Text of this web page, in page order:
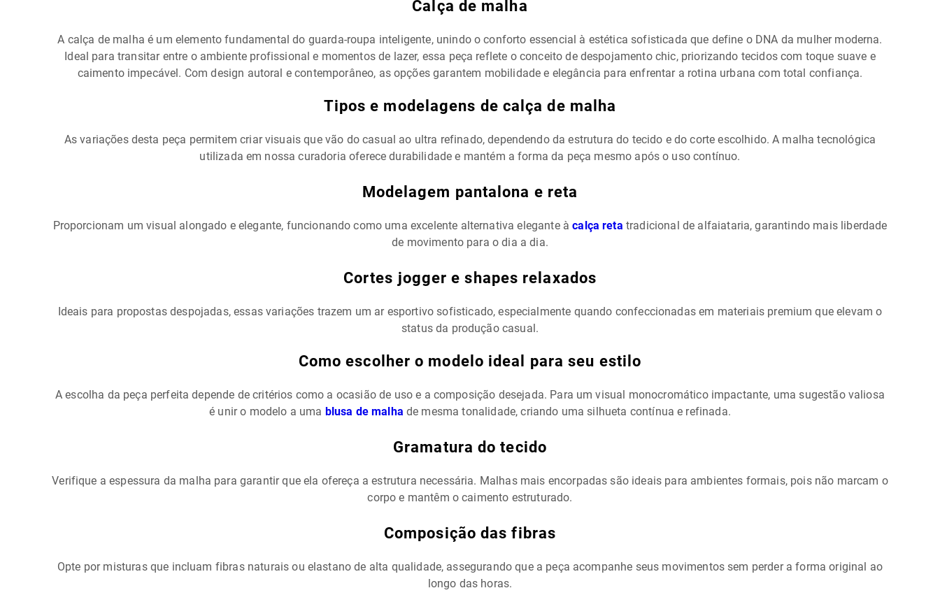
Calça de malha
A calça de malha é um elemento fundamental do guarda-roupa inteligente, unindo o conforto essencial à estética sofisticada que define o DNA da mulher moderna.
Ideal para transitar entre o ambiente profissional e momentos de lazer, essa peça reflete o conceito de despojamento chic, priorizando tecidos com toque suave e
caimento impecável. Com design autoral e contemporâneo, as opções garantem mobilidade e elegância para enfrentar a rotina urbana com total confiança.
Tipos e modelagens de calça de malha
As variações desta peça permitem criar visuais que vão do casual ao ultra refinado, dependendo da estrutura do tecido e do corte escolhido. A malha tecnológica
utilizada em nossa curadoria oferece durabilidade e mantém a forma da peça mesmo após o uso contínuo.
Modelagem pantalona e reta
Proporcionam um visual alongado e elegante, funcionando como uma excelente alternativa elegante àcalça reta tradicional de alfaiataria, garantindo mais liberdade
de movimento para o dia a dia.
Cortes jogger e shapes relaxados
Ideais para propostas despojadas, essas variações trazem um ar esportivo sofisticado, especialmente quando confeccionadas em materiais premium que elevam o
status da produção casual.
Como escolher o modelo ideal para seu estilo
A escolha da peça perfeita depende de critérios como a ocasião de uso e a composição desejada. Para um visual monocromático impactante, uma sugestão valiosa
é unir o modelo a uma blusa de malha de mesma tonalidade, criando uma silhueta contínua e refinada.
Gramatura do tecido
Verifique a espessura da malha para garantir que ela ofereça a estrutura necessária. Malhas mais encorpadas são ideais para ambientes formais, pois não marcam o
corpo e mantêm o caimento estruturado.
Composição das fibras
Opte por misturas que incluam fibras naturais ou elastano de alta qualidade, assegurando que a peça acompanhe seus movimentos sem perder a forma original ao
longo das horas.